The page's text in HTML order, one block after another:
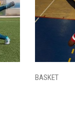
BASKET